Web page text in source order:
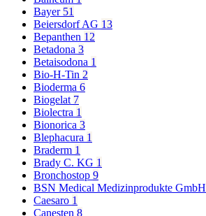
Bayer 51
Beiersdorf AG 13
Bepanthen 12
Betadona 3
Betaisodona 1
Bio-H-Tin 2
Bioderma 6
Biogelat 7
Biolectra 1
Bionorica 3
Blephacura 1
Braderm 1
Brady C. KG 1
Bronchostop 9
BSN Medical Medizinprodukte GmbH
Caesaro 1
Canesten 8